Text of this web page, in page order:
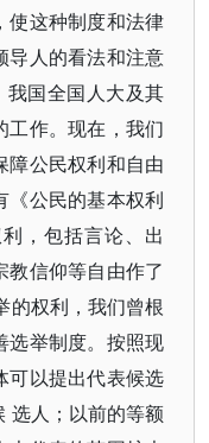
使这种制度和法律
导人的看法和注意
我国全国人大及其
工作。现在，我们
障公民权利和自由
《公民的基本权利
，包括言论、出
教信仰等自由作了
的权利，我们曾根
选举制度。按照现
可以提出代表候选
选人；以前的等额